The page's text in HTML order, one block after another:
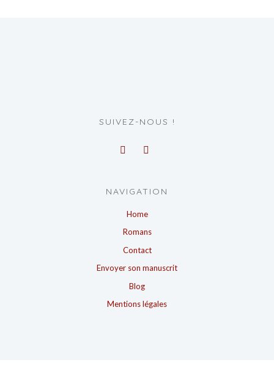
SUIVEZ-NOUS !
NAVIGATION
Home
Romans
Contact
Envoyer son manuscrit
Blog
Mentions légales